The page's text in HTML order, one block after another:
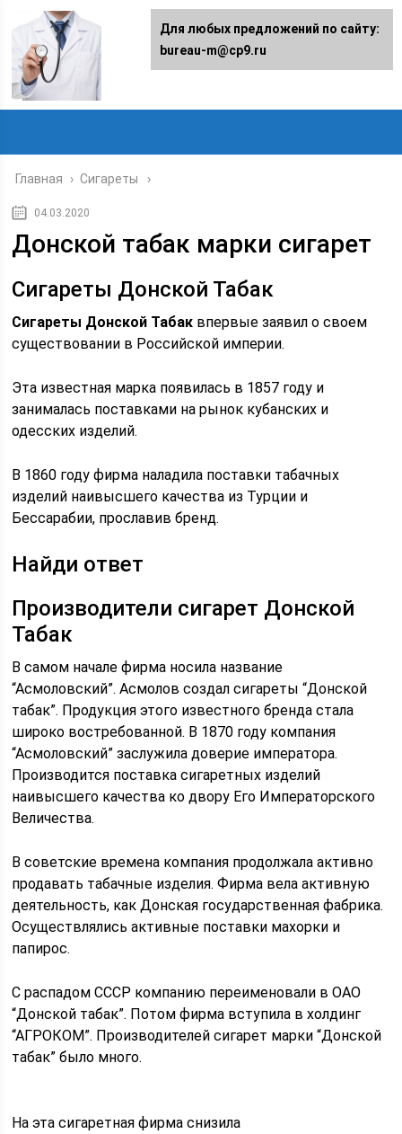
Главная › Сигареты
04.03.2020
Донской табак марки сигарет
Сигареты Донской Табак
Сигареты Донской Табак впервые заявил о своем
существовании в Российской империи.
Эта известная марка появилась в 1857 году и
занималась поставками на рынок кубанских и
одесских изделий.
В 1860 году фирма наладила поставки табачных
изделий наивысшего качества из Турции и
Бессарабии, прославив бренд.
Найди ответ
Производители сигарет Донской
Табак
В самом начале фирма носила название
“Асмоловский”. Асмолов создал сигареты “Донской
табак”. Продукция этого известного бренда стала
широко востребованной. В 1870 году компания
“Асмоловский” заслужила доверие императора.
Производится поставка сигаретных изделий
наивысшего качества ко двору Его Императорского
Величества.
В советские времена компания продолжала активно
продавать табачные изделия. Фирма вела активную
деятельность, как Донская государственная фабрика.
Осуществлялись активные поставки махорки и
папирос.
С распадом СССР компанию переименовали в ОАО
“Донской табак”. Потом фирма вступила в холдинг
“АГРОКОМ”. Производителей сигарет марки “Донской
табак” было много.
На эта сигаретная фирма снизила
Для любых предложений по сайту:
bureau-m@cp9.ru